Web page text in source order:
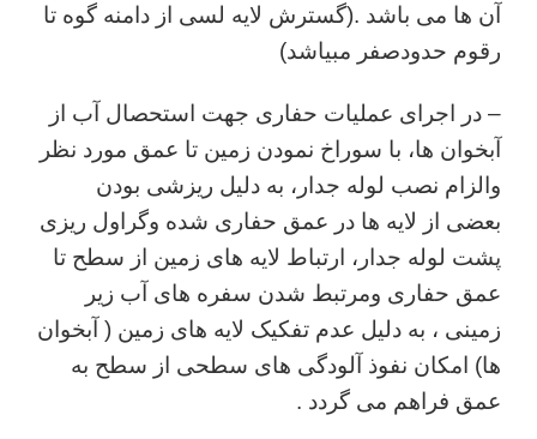
آن ها می باشد .(گسترش لایه لسی از دامنه گوه تا
رقوم حدودصفر مبیاشد)
– در اجرای عملیات حفاری جهت استحصال آب از
آبخوان ها، با سوراخ نمودن زمین تا عمق مورد نظر
والزام نصب لوله جدار، به دلیل ریزشی بودن
بعضی از لایه ها در عمق حفاری شده وگراول ریزی
پشت لوله جدار، ارتباط لایه های زمین از سطح تا
عمق حفاری ومرتبط شدن سفره های آب زیر
زمینی ، به دلیل عدم تفکیک لایه های زمین ( آبخوان
ها) امکان نفوذ آلودگی های سطحی از سطح به
عمق فراهم می گردد .